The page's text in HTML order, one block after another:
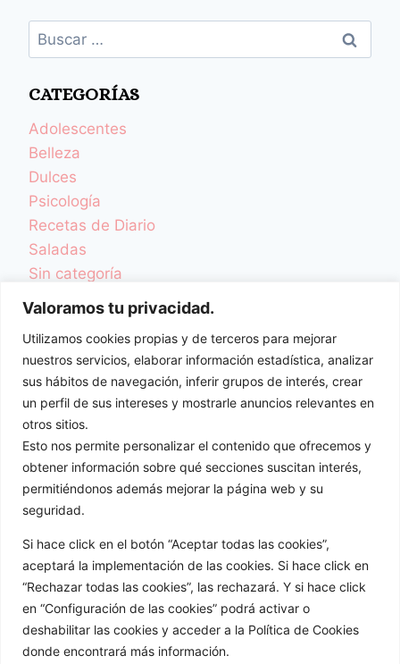
Valoramos tu privacidad.
Utilizamos cookies propias y de terceros para mejorar
nuestros servicios, elaborar información estadística, analizar
sus hábitos de navegación, inferir grupos de interés, crear
un perfil de sus intereses y mostrarle anuncios relevantes en
otros sitios.
Esto nos permite personalizar el contenido que ofrecemos y
obtener información sobre qué secciones suscitan interés,
permitiéndonos además mejorar la página web y su
seguridad.
Si hace click en el botón “Aceptar todas las cookies”,
aceptará la implementación de las cookies. Si hace click en
“Rechazar todas las cookies”, las rechazará. Y si hace click
en “Configuración de las cookies” podrá activar o
deshabilitar las cookies y acceder a la Política de Cookies
donde encontrará más información.
CATEGORÍAS
Adolescentes
Belleza
Dulces
Psicología
Recetas de Diario
Saladas
Sin categoría
TCA y Desordenes Alimentarios
Una Vida Más Sana
Videoblog
Videorecetas
Videos Colaboraciones
ENTRADAS
Redes sociales: